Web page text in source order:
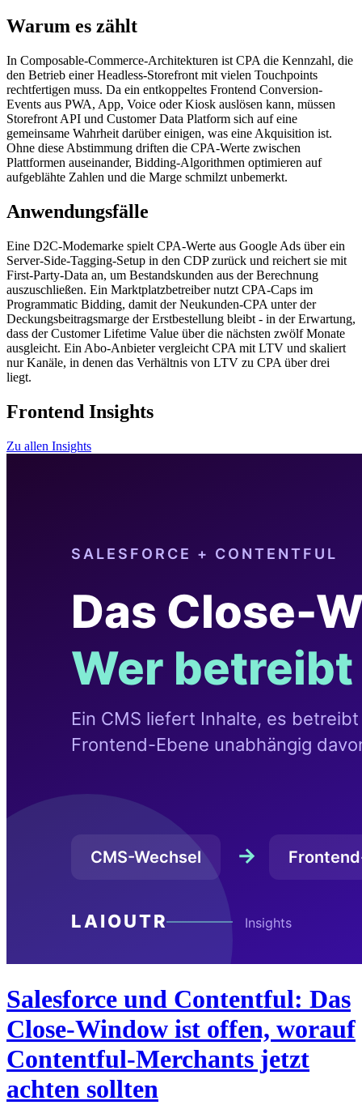
Warum es zählt
In Composable-Commerce-Architekturen ist CPA die Kennzahl, die
den Betrieb einer Headless-Storefront mit vielen Touchpoints
rechtfertigen muss. Da ein entkoppeltes Frontend Conversion-
Events aus PWA, App, Voice oder Kiosk auslösen kann, müssen
Storefront API und Customer Data Platform sich auf eine
gemeinsame Wahrheit darüber einigen, was eine Akquisition ist.
Ohne diese Abstimmung driften die CPA-Werte zwischen
Plattformen auseinander, Bidding-Algorithmen optimieren auf
aufgeblähte Zahlen und die Marge schmilzt unbemerkt.
Anwendungsfälle
Eine D2C-Modemarke spielt CPA-Werte aus Google Ads über ein
Server-Side-Tagging-Setup in den CDP zurück und reichert sie mit
First-Party-Data an, um Bestandskunden aus der Berechnung
auszuschließen. Ein Marktplatzbetreiber nutzt CPA-Caps im
Programmatic Bidding, damit der Neukunden-CPA unter der
Deckungsbeitragsmarge der Erstbestellung bleibt - in der Erwartung,
dass der Customer Lifetime Value über die nächsten zwölf Monate
ausgleicht. Ein Abo-Anbieter vergleicht CPA mit LTV und skaliert
nur Kanäle, in denen das Verhältnis von LTV zu CPA über drei
liegt.
Frontend Insights
Zu allen Insights
Salesforce und Contentful: Das
Close-Window ist offen, worauf
Contentful-Merchants jetzt
achten sollten